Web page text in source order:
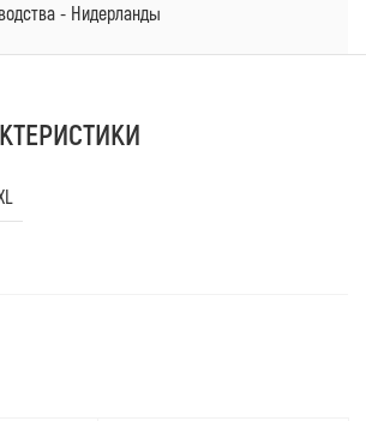
- Нидерланды